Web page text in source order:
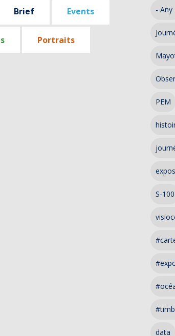
Brief Events
Portraits
- Any
PEM
S-100
data